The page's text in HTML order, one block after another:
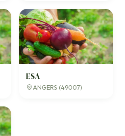
ESA
ANGERS (49007)